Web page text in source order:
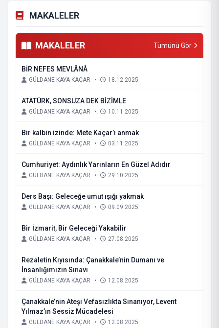
MAKALELER
MAKALELER Tümünü Gör
BİR NEFES MEVLÂNÂ
GÜLDANE KAYA KAÇAR • 18.12.2025
ATATÜRK, SONSUZA DEK BİZİMLE
GÜLDANE KAYA KAÇAR • 10.11.2025
Bir kalbin izinde: Mete Kaçar’ı anmak
GÜLDANE KAYA KAÇAR • 03.11.2025
Cumhuriyet: Aydınlık Yarınların En Güzel Adıdır
GÜLDANE KAYA KAÇAR • 29.10.2025
Ders Başı: Geleceğe umut ışığı yakmak
GÜLDANE KAYA KAÇAR • 09.09.2025
Bir İzmarit, Bir Geleceği Yakabilir
GÜLDANE KAYA KAÇAR • 27.08.2025
Rezaletin Kıyısında: Çanakkale’nin Dumanı ve
İnsanlığımızın Sınavı
GÜLDANE KAYA KAÇAR • 12.08.2025
Çanakkale’nin Ateşi Vefasızlıkta Sınanıyor, Levent
Yılmaz’ın Sessiz Mücadelesi
GÜLDANE KAYA KAÇAR • 12.08.2025